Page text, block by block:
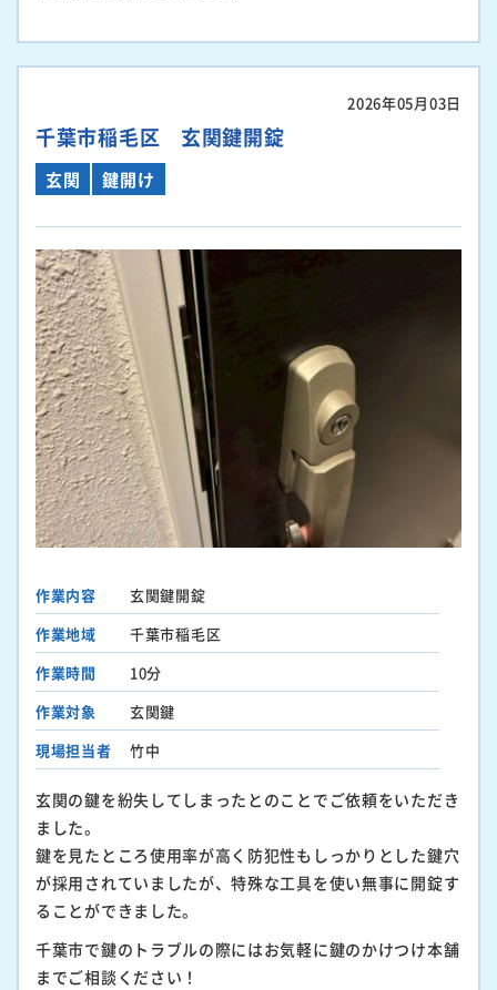
2026年05月03日
千葉市稲毛区 玄関鍵開錠
玄関 鍵開け
作業内容
玄関鍵開錠
作業地域
千葉市稲毛区
作業時間
10分
作業対象
玄関鍵
現場担当者
竹中
玄関の鍵を紛失してしまったとのことでご依頼をいただき
ました。
鍵を見たところ使用率が高く防犯性もしっかりとした鍵穴
が採用されていましたが、特殊な工具を使い無事に開錠す
ることができました。
千葉市で鍵のトラブルの際にはお気軽に鍵のかけつけ本舗
までご相談ください！